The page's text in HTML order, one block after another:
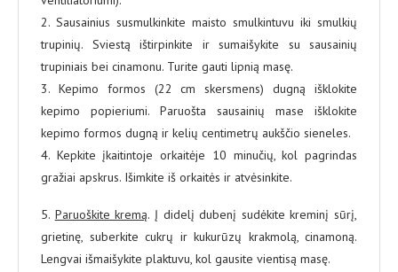
2. Sausainius susmulkinkite maisto smulkintuvu iki smulkių
trupinių. Sviestą ištirpinkite ir sumaišykite su sausainių
trupiniais bei cinamonu. Turite gauti lipnią masę.
3. Kepimo formos (22 cm skersmens) dugną išklokite
kepimo popieriumi. Paruošta sausainių mase išklokite
kepimo formos dugną ir kelių centimetrų aukščio sieneles.
4. Kepkite įkaitintoje orkaitėje 10 minučių, kol pagrindas
gražiai apskrus. Išimkite iš orkaitės ir atvėsinkite.
5. Paruoškite kremą. Į didelį dubenį sudėkite kreminį sūrį,
grietinę, suberkite cukrų ir kukurūzų krakmolą, cinamoną.
Lengvai išmaišykite plaktuvu, kol gausite vientisą masę.